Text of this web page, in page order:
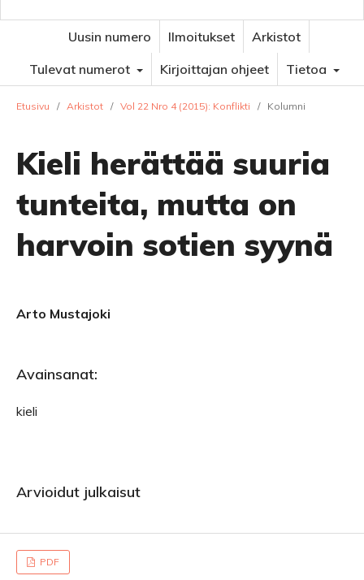
Uusin numero Ilmoitukset
Arkistot
Tulevat numerot
Kirjoittajan ohjeet Tietoa
Etusivu / Arkistot / Vol 22 Nro 4 (2015): Konflikti / Kolumni
Kieli herättää suuria
tunteita, mutta on
harvoin sotien syynä
Arto Mustajoki
Avainsanat:
kieli
Arvioidut julkaisut
PDF